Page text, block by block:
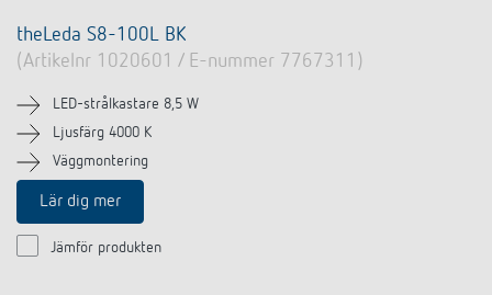
theLeda S8-100L BK
(Artikelnr 1020601 / E-nummer 7767311)
LED-strålkastare 8,5 W
Ljusfärg 4000 K
Väggmontering
Lär dig mer
Jämför produkten